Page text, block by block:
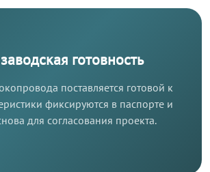
готовность
поставляется готовой к
фиксируются в паспорте и
для согласования проекта.